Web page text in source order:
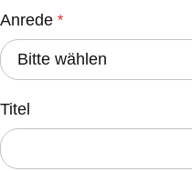
Anrede
Titel